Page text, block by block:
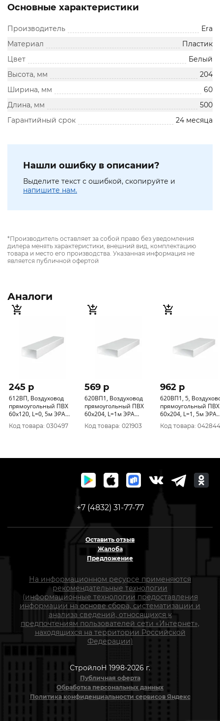
Основные характеристики
Производитель
Era
Материал
Пластик
Цвет
Белый
Высота, мм
204
Ширина, мм
60
Длина, мм
500
Гарантийный срок
24 месяца
Нашли ошибку в описании?
Выделите текст с ошибкой, скопируйте и
напишите нам.
*Производитель оставляет за собой право без уведомления
дилера менять характеристики, внешний вид, комплектацию
товара и место его производства. Указанная информация не
является публичной офертой
Аналоги
245 p
612ВП, Воздуховод
прямоугольный ПВХ
60х120, L=0, 5м ЭРА
уп.27/1шт.
Код товара: 030497
569 p
620ВП1, Воздуховод
прямоугольный ПВХ
60х204, L=1м ЭРА
уп.16/1шт.
Код товара: 021903
962 p
620ВП1, 5, Воздуховод
прямоугольный ПВХ
60х204, L=1, 5м ЭРА
уп.16/1шт.
Код товара: 042844
+7 (4832) 31-77-77
Оставить отзыв
Жалоба
Предложение
На информационном ресурсе применяются
рекомендательные технологии
(информационные технологии предоставления
информации на основе сбора, систематизации и
анализа сведений, относящихся к
предпочтениям пользователей сети «Интернет»,
находящихся на территории Российской
Федерации)
СтройлоН 1998-2026 г.
Публичная оферта
Обработка персональных данных
Политика конфиденциальности сервисов Яндекс